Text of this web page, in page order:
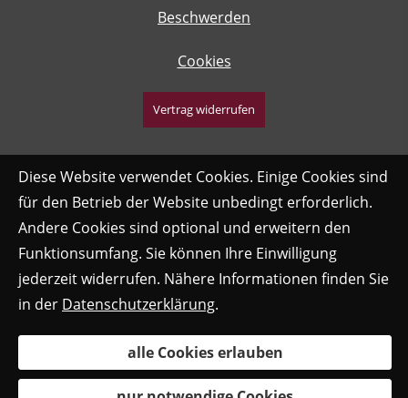
Beschwerden
Cookies
Vertrag widerrufen
Diese Website verwendet Cookies. Einige Cookies sind
für den Betrieb der Website unbedingt erforderlich.
Andere Cookies sind optional und erweitern den
Funktionsumfang. Sie können Ihre Einwilligung
jederzeit widerrufen. Nähere Informationen finden Sie
in der Datenschutzerklärung.
alle Cookies erlauben